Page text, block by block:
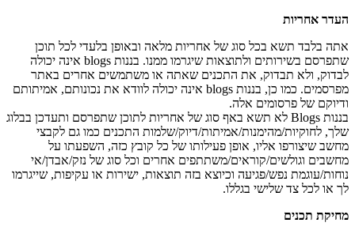
העדר אחריות
אתה בלבד תשא בכל סוג של אחריות מלאה ובאופן בלעדי לכל תוכן
שתפרסם בשירותים ולתוצאות שיגרמו ממנו. בננות blogs אינה יכולה
לבדוק, ולא תבדוק, את התכנים שאתה או משתמשים אחרים באתר
מפרסמים. כמו כן, בננות blogs אינה יכולה לוודא את נכונותם, אמיתותם
ודיוקם של פרסומים אלה.
בננות Blogs לא תשא באף סוג של אחריות לתוכן שתפרסם ותעדכן בבלוג
שלך, לחוקיות/מהימנות/אמיתות/דיוק/שלמות התכנים כמו גם לקבצי
מחשב שיצורפו אליו, אופן פעילותו של כל קובץ כזה, השפעתו על
מחשבים וגולשים/קוראים/משתתפים אחרים וכל סוג של נזק/אבדן/אי
נוחות/עוגמת נפש/פגיעה וכיוצא בזה תוצאות, ישירות או עקיפות, שייגרמו
לך או לכל צד שלישי בגללו.
מחיקת תכנים